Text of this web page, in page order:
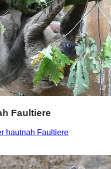
Faultiere
hautnah Faultiere